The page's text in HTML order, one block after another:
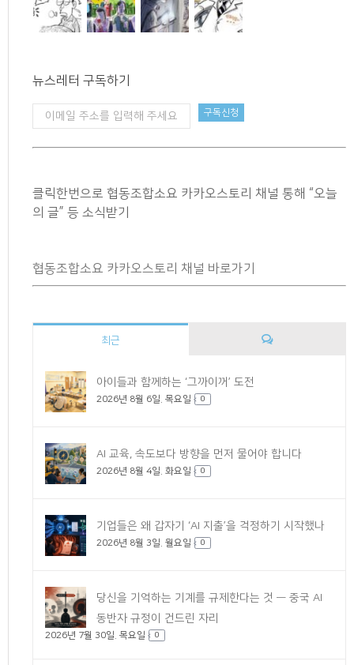
뉴스레터 구독하기
클릭한번으로 협동조합소요 카카오스토리 채널 통해 “오늘
의 글” 등 소식받기
협동조합소요 카카오스토리 채널 바로가기
최근
아이들과 함께하는 ‘그까이꺼’ 도전
2026년 8월 6일. 목요일 0
AI 교육, 속도보다 방향을 먼저 물어야 합니다
2026년 8월 4일. 화요일 0
기업들은 왜 갑자기 ‘AI 지출’을 걱정하기 시작했나
2026년 8월 3일. 월요일 0
당신을 기억하는 기계를 규제한다는 것 — 중국 AI
동반자 규정이 건드린 자리
2026년 7월 30일. 목요일 0